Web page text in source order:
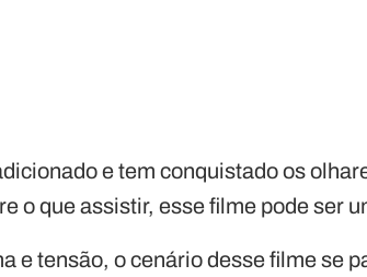
e tem conquistado os
o que assistir, esse filme pode ser
e tensão, o cenário desse filme se